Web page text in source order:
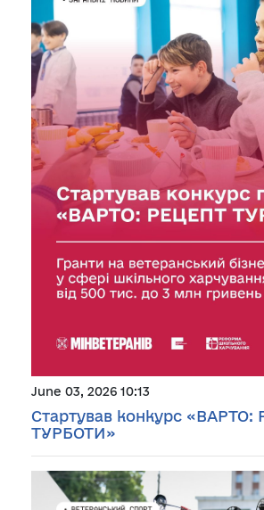
June 03, 2026 10:13
Стартував конкурс «ВАРТО:
ТУРБОТИ»